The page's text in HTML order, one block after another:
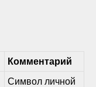
Комментарий
Символ личной